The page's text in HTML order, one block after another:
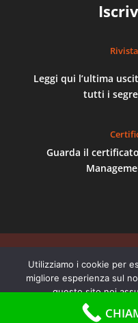
Leggi qui l’ultima
tutti i
Guarda il
©AB Imballaggi-
delle IMPRESE di
| Via Centallo, 62/
Whatsapp:
Utilizziamo i cookie per
migliore esperienza sul
questo sito noi
Ok